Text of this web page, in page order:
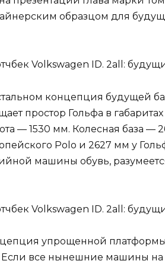
образцом для
концепция будущей
простор Гольфа в
— 1530 мм. Колесная база
Polo и 2627 мм у
машины обувь,
упрощенной платформы
Если все нынешние машины